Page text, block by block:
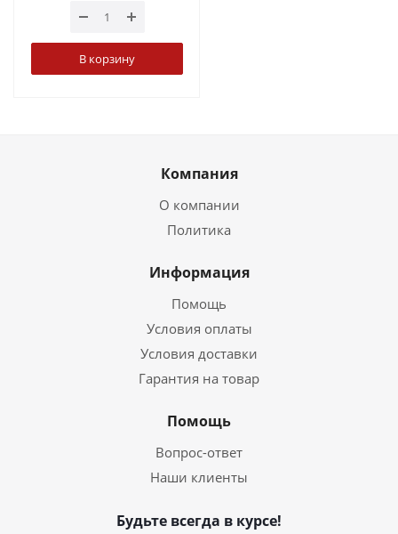
В корзину
Компания
О компании
Политика
Информация
Помощь
Условия оплаты
Условия доставки
Гарантия на товар
Помощь
Вопрос-ответ
Наши клиенты
Будьте всегда в курсе!